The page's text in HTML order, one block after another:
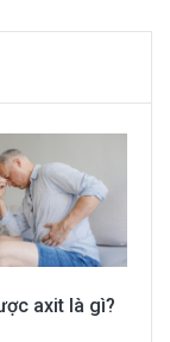
axit là gì?